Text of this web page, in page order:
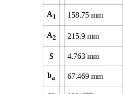
A1 158.75 mm
A2 215.9 mm
S 4.763 mm
ba 67.469 mm